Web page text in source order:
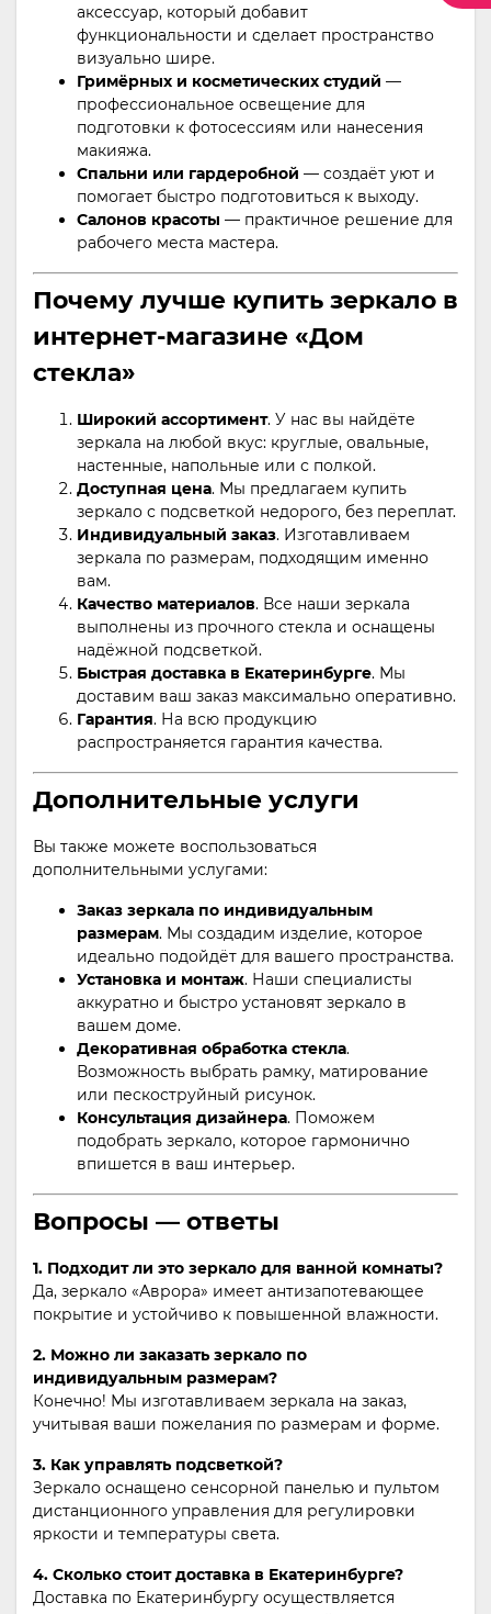
аксессуар, который добавит
функциональности и сделает пространство
визуально шире.
Гримёрных и косметических студий —
профессиональное освещение для
подготовки к фотосессиям или нанесения
макияжа.
Спальни или гардеробной — создаёт уют и
помогает быстро подготовиться к выходу.
Салонов красоты — практичное решение для
рабочего места мастера.
Почему лучше купить зеркало в
интернет-магазине «Дом
стекла»
Широкий ассортимент. У нас вы найдёте
зеркала на любой вкус: круглые, овальные,
настенные, напольные или с полкой.
Доступная цена. Мы предлагаем купить
зеркало с подсветкой недорого, без переплат.
Индивидуальный заказ. Изготавливаем
зеркала по размерам, подходящим именно
вам.
Качество материалов. Все наши зеркала
выполнены из прочного стекла и оснащены
надёжной подсветкой.
Быстрая доставка в Екатеринбурге. Мы
доставим ваш заказ максимально оперативно.
Гарантия. На всю продукцию
распространяется гарантия качества.
Дополнительные услуги
Вы также можете воспользоваться
дополнительными услугами:
Заказ зеркала по индивидуальным
размерам. Мы создадим изделие, которое
идеально подойдёт для вашего пространства.
Установка и монтаж. Наши специалисты
аккуратно и быстро установят зеркало в
вашем доме.
Декоративная обработка стекла.
Возможность выбрать рамку, матирование
или пескоструйный рисунок.
Консультация дизайнера. Поможем
подобрать зеркало, которое гармонично
впишется в ваш интерьер.
Вопросы — ответы
1. Подходит ли это зеркало для ванной комнаты?
Да, зеркало «Аврора» имеет антизапотевающее
покрытие и устойчиво к повышенной влажности.
2. Можно ли заказать зеркало по
индивидуальным размерам?
Конечно! Мы изготавливаем зеркала на заказ,
учитывая ваши пожелания по размерам и форме.
3. Как управлять подсветкой?
Зеркало оснащено сенсорной панелью и пультом
дистанционного управления для регулировки
яркости и температуры света.
4. Сколько стоит доставка в Екатеринбурге?
Доставка по Екатеринбургу осуществляется